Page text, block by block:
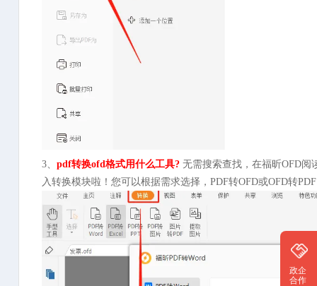
3、 pdf转换ofd格式用什么工具? 无需搜索查找，在福昕OFD阅
入转换模块啦！您可以根据需求选择，PDF转OFD或OFD转PDF
政企
合作